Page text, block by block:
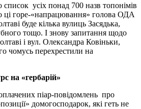
список усіх понад 700 назв топонімів
ці горе-«напрацювання» голова ОДА
буде кілька вулиць Засядька,
тощо. І знову запитання щодо
і вул. Олександра Ковіньки,
чомусь перехрестили на
на «гербарій»
піар-повідомлень про
» домогосподарок, які геть не